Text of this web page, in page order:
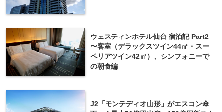
ウェスティンホテル仙台 宿泊記 Part2
〜客室（デラックスツイン44㎡・スー
ペリアツイン42㎡）、シンフォニーで
の朝食編
J2「モンテディオ山形」がエスコン傘